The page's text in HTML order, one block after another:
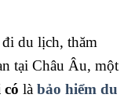
du lịch, thăm
tại Châu Âu, một
là bảo hiểm du